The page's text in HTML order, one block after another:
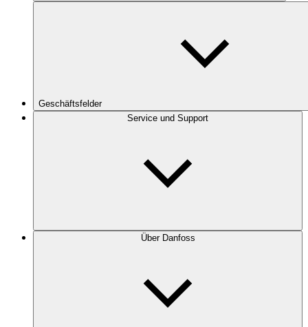
Geschäftsfelder
Service und Support
Über Danfoss